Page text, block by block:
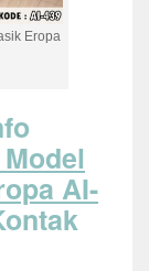
Eropa
AI-